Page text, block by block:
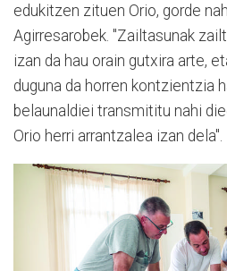
edukitzen zituen Orio, gorde
Agirresarobek. "Zailtasunak
izan da hau orain gutxira arte,
duguna da horren kontzientzia
belaunaldiei transmititu nahi
Orio herri arrantzalea izan dela".